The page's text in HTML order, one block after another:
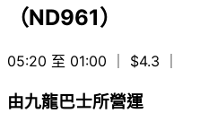
（ND961）
05:20 至 01:00 ｜ $4.3
由九龍巴士所營運